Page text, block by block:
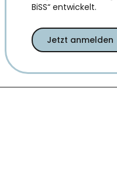
BiSS“ entwickelt.
Jetzt anmelden